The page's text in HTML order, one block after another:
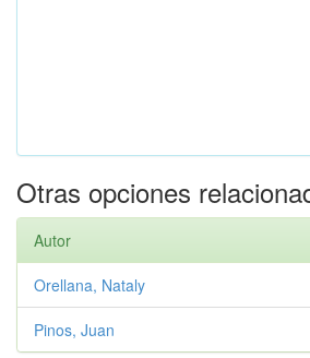
Otras opciones
Autor
Orellana, Nataly
Pinos, Juan